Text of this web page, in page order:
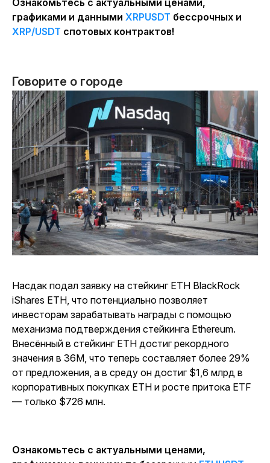
Ознакомьтесь с актуальными ценами,
графиками и данными XRPUSDT бессрочных и
XRP/USDT спотовых контрактов!
Говорите о городе
Насдак подал заявку на стейкинг ETH BlackRock
iShares ETH, что потенциально позволяет
инвесторам зарабатывать награды с помощью
механизма подтверждения стейкинга Ethereum.
Внесённый в стейкинг ETH достиг рекордного
значения в 36M, что теперь составляет более 29%
от предложения, а в среду он достиг $1,6 млрд в
корпоративных покупках ETH и росте притока ETF
— только $726 млн.
Ознакомьтесь с актуальными ценами,